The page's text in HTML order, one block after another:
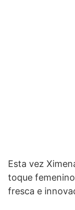
Esta vez
toque
fresca e